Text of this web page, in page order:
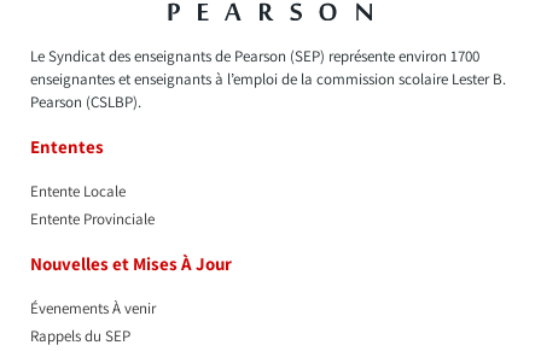
Le Syndicat des enseignants de Pearson (SEP) représente environ 1700
enseignantes et enseignants à l’emploi de la commission scolaire Lester B.
Pearson (CSLBP).
Ententes
Entente Locale
Entente Provinciale
Nouvelles et Mises À Jour
Évenements À venir
Rappels du SEP